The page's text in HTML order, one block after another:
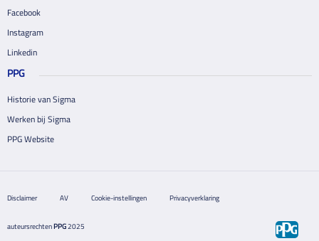
Facebook
Instagram
Linkedin
PPG
Historie van Sigma
Werken bij Sigma
PPG Website
Disclaimer AV Cookie-instellingen Privacyverklaring
auteursrechtenPPG2025